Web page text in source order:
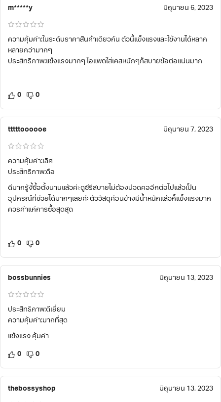
m*****y มิถุนายน 6, 2023
ความคุ้มค่า:ในระดับราคาสินค้าเดียวกัน ตัวนี้แข็งแรงและใช้งานได้หลาก
หลายกว่ามากๆ
ประสิทธิภาพ:แข็งแรงมากๆ ไอแพดใส่เคสหนักๆก็สบายข้อต่อแน่นมาก
0 0
tttttoooooe มิถุนายน 7, 2023
ความคุ้มค่า:เลิศ
ประสิทธิภาพ:ดือ
ดีมากรู้งี้ซื้อตั้งนานแล้วค่ะดูซีรีสบายไม่ต้องปวดคออีกต่อไปแล้วเป็น
อุปกรณ์ที่ช่วยได้มากๆเลยค่ะตัววัสดุค่อนข้างมีน้ำหนักแล้วก็แข็งแรงมาก
ควรค่าแก่การซื้อสุดสุด
0 0
bossbunnies มิถุนายน 13, 2023
ประสิทธิภาพ:ดีเยี่ยม
ความคุ้มค่า:มากที่สุด
แข็งแรง คุ้มค่า
0 0
thebossyshop มิถุนายน 13, 2023